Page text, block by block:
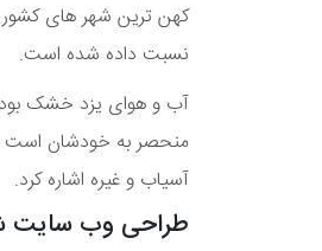
کهن ترین شهر های کشور
نسبت داده شده است.
آب و هوای یزد خشک بوده
منحصر به خودشان است
آسیاب و غیره اشاره کرد.
طراحی وب سایت